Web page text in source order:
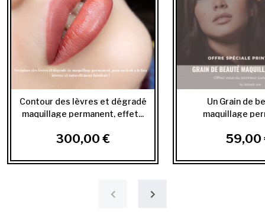
Contour des lèvres et dégradé
maquillage permanent, effet...
300,00 €
Un Grain de
maquillage
59,00